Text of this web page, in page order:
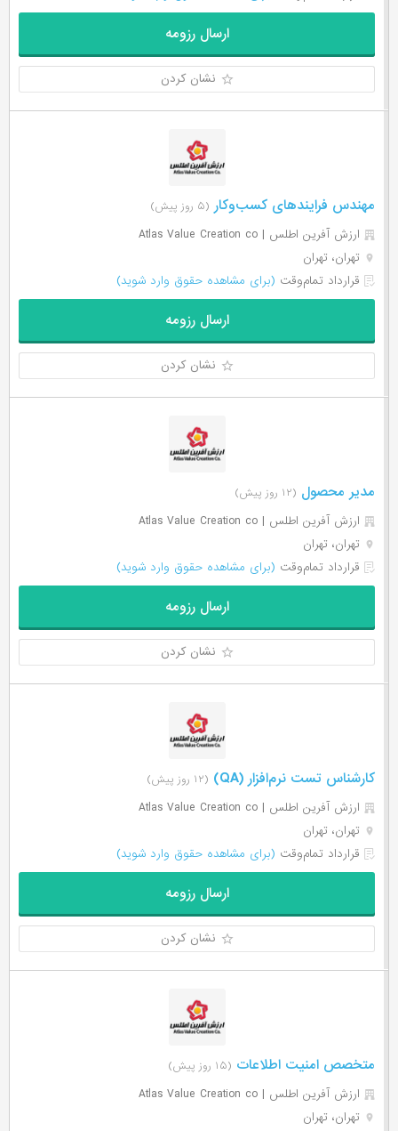
ارسال رزومه
نشان کردن
مهندس فرایندهای کسب‌وکار (۵ روز پیش)
ارزش آفرین اطلس | Atlas Value Creation co
تهران، تهران
قرارداد تمام‌وقت (برای مشاهده حقوق وارد شوید)
ارسال رزومه
نشان کردن
مدیر محصول (۱۲ روز پیش)
ارزش آفرین اطلس | Atlas Value Creation co
تهران، تهران
قرارداد تمام‌وقت (برای مشاهده حقوق وارد شوید)
ارسال رزومه
نشان کردن
کارشناس تست نرم‌افزار (QA) (۱۲ روز پیش)
ارزش آفرین اطلس | Atlas Value Creation co
تهران، تهران
قرارداد تمام‌وقت (برای مشاهده حقوق وارد شوید)
ارسال رزومه
نشان کردن
متخصص امنیت اطلاعات (۱۵ روز پیش)
ارزش آفرین اطلس | Atlas Value Creation co
تهران، تهران